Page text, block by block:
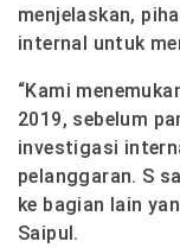
menjelaskan,
internal untuk
“Kami
2019, sebelum
investigasi
pelanggaran. S
ke bagian lain
Saipul.